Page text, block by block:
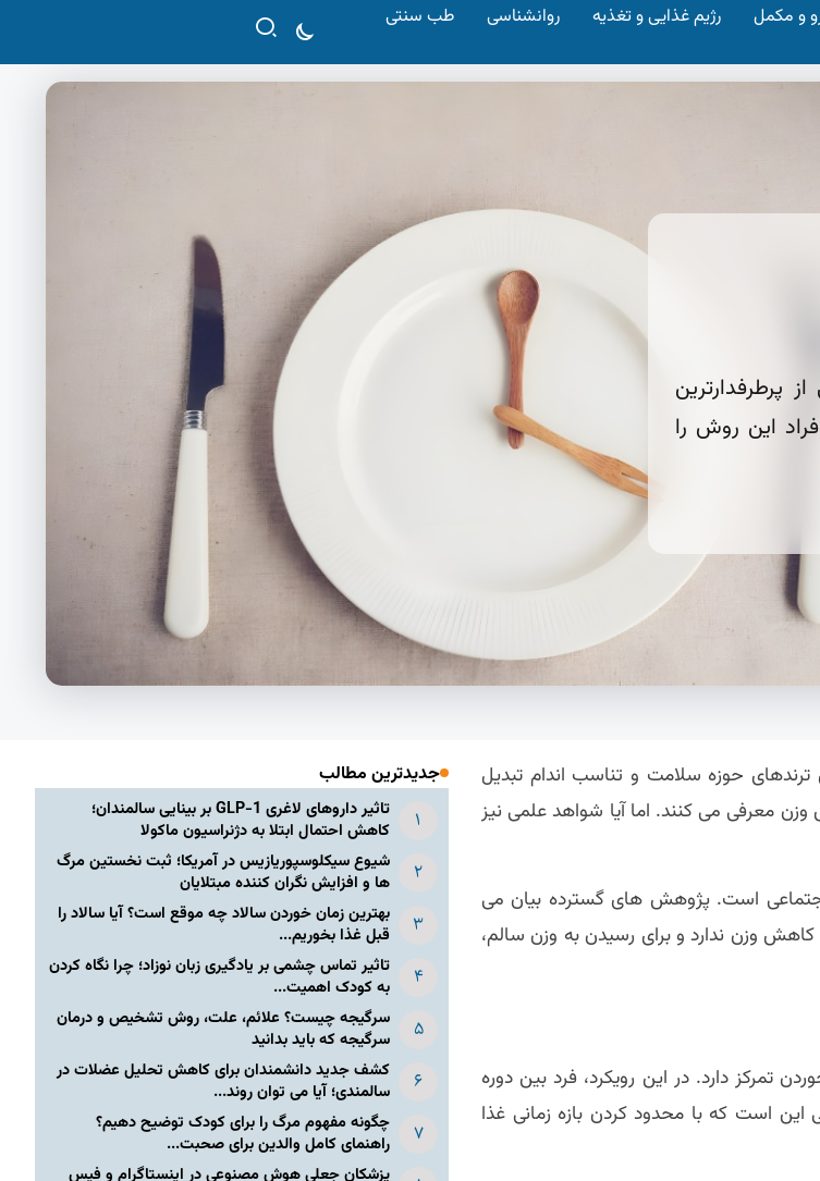
و مکمل رژیم غذایی و تغذیه روانشناسی طب سنتی
پرطرفدارترین
این روش را
ترندهای حوزه سلامت و تناسب اندام تبدیل
معرفی می کنند. اما آیا شواهد علمی نیز
است. پژوهش های گسترده بیان می
وزن ندارد و برای رسیدن به وزن سالم،
تمرکز دارد. در این رویکرد، فرد بین دوره
است که با محدود کردن بازه زمانی غذا
جدیدترین مطالب
تاثیر داروهای لاغری GLP-1 بر بینایی سالمندان؛
کاهش احتمال ابتلا به دژنراسیون ماکولا
شیوع سیکلوسپوریازیس در آمریکا؛ ثبت نخستین مرگ
ها و افزایش نگران کننده مبتلایان
بهترین زمان خوردن سالاد چه موقع است؟ آیا سالاد را
قبل غذا بخوریم...
تاثیر تماس چشمی بر یادگیری زبان نوزاد؛ چرا نگاه کردن
به کودک اهمیت...
سرگیجه چیست؟ علائم، علت، روش تشخیص و درمان
سرگیجه که باید بدانید
کشف جدید دانشمندان برای کاهش تحلیل عضلات در
سالمندی؛ آیا می توان روند...
چگونه مفهوم مرگ را برای کودک توضیح دهیم؟
راهنمای کامل والدین برای صحبت...
پزشکان جعلی هوش مصنوعی در اینستاگرام و فیس